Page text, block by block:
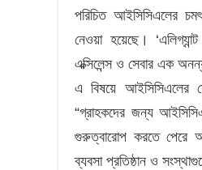
পরিচিত আইসিসিএলের
নেওয়া হয়েছে।
এক্সিলেন্স ও সেবার এক
এ বিষয়ে আইসিসিএলের
“গ্রাহকদের জন্য
গুরুত্বারোপ করতে পেরে
ব্যবসা প্রতিষ্ঠান ও